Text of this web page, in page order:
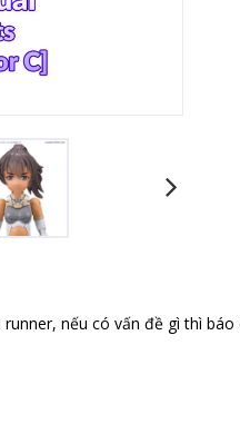
nếu có vấn đề gì thì